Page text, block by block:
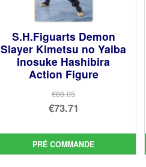
S.H.Figuarts Demon
Slayer Kimetsu no Yaiba
Inosuke Hashibira
Action Figure
€86.05
Le
initial
était :
€73.71
prix
actuel
PRÉ COMMANDE